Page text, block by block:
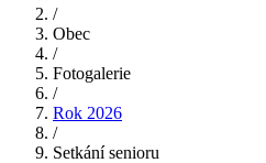
/
Obec
/
Fotogalerie
/
Rok 2026
/
Setkání senioru